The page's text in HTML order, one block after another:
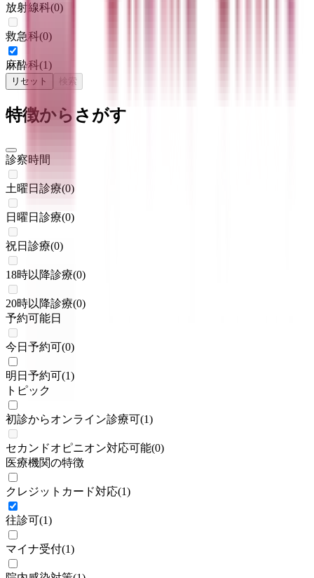
放射線科(0)
救急科(0)
麻酔科(1)
リセット 検索
特徴からさがす
診察時間
土曜日診療(0)
日曜日診療(0)
祝日診療(0)
18時以降診療(0)
20時以降診療(0)
予約可能日
今日予約可(0)
明日予約可(1)
トピック
初診からオンライン診療可(1)
セカンドオピニオン対応可能(0)
医療機関の特徴
クレジットカード対応(1)
往診可(1)
マイナ受付(1)